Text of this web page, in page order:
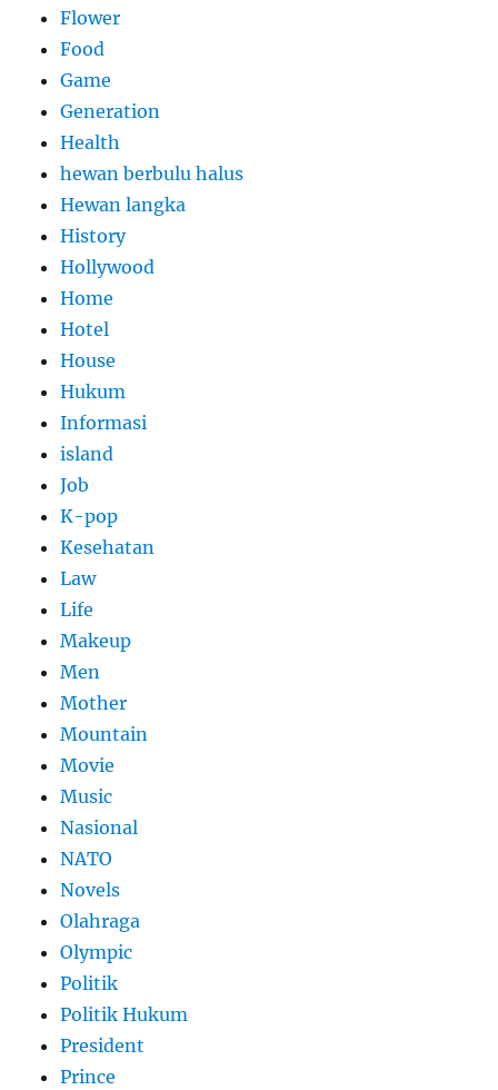
Flower
Food
Game
Generation
Health
hewan berbulu halus
Hewan langka
History
Hollywood
Home
Hotel
House
Hukum
Informasi
island
Job
K-pop
Kesehatan
Law
Life
Makeup
Men
Mother
Mountain
Movie
Music
Nasional
NATO
Novels
Olahraga
Olympic
Politik
Politik Hukum
President
Prince